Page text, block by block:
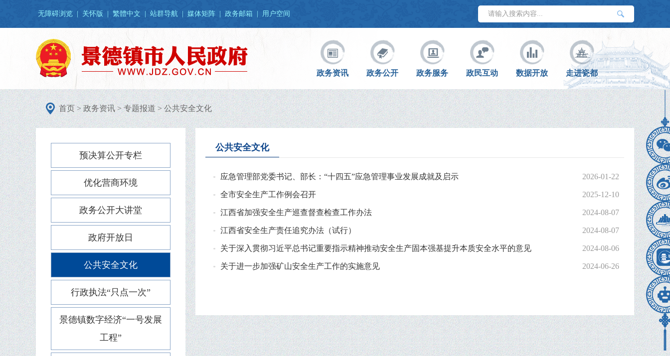
无障碍浏览 关怀版 繁體中文 站群导航 媒体矩阵 政务邮箱 用户空间
政务资讯 政务公开 政务服务 政民互动 数据开放 走进瓷都
首页>政务资讯>专题报道>公共安全文化
预决算公开专栏
优化营商环境
政务公开大讲堂
政府开放日
公共安全文化
行政执法“只点一次”
景德镇数字经济“一号发展
工程”
公共安全文化
2026-01-22
应急管理部党委书记、部长：“十四五”应急管理事业发展成就及启示
2025-12-10
全市安全生产工作例会召开
2024-08-07
江西省加强安全生产巡查督查检查工作办法
2024-08-07
江西省安全生产责任追究办法（试行）
2024-08-06
关于深入贯彻习近平总书记重要指示精神推动安全生产固本强基提升本质安全水平的意见
2024-06-26
关于进一步加强矿山安全生产工作的实施意见